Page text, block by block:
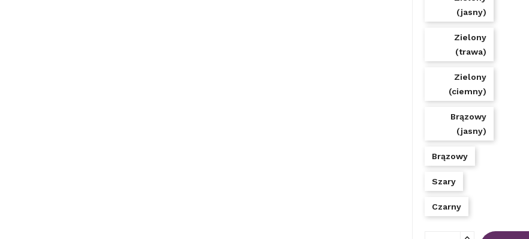
(jasny)
Zielony
(trawa)
Zielony
(ciemny)
Brązowy
(jasny)
Brązowy
Szary
Czarny